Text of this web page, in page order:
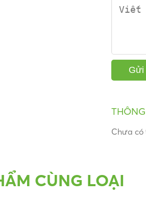
Chưa có
CÙNG LOẠI